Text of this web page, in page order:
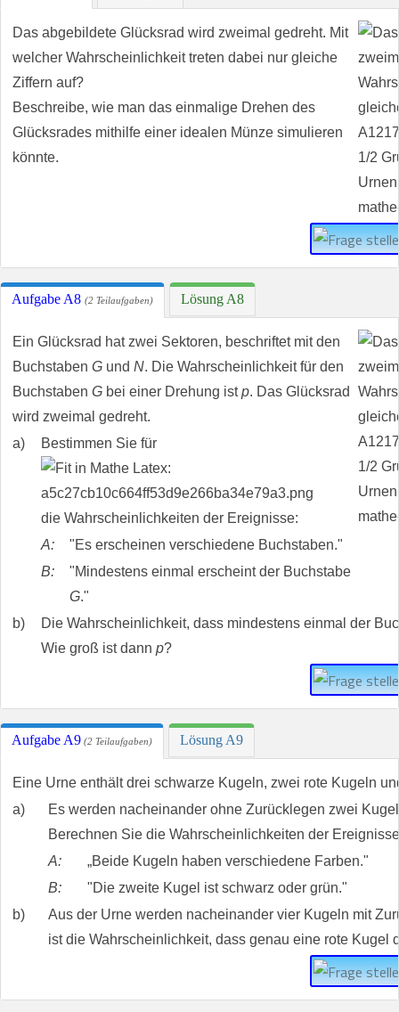
Das abgebildete Glücksrad wird zweimal gedreht. Mit
welcher Wahrscheinlichkeit treten dabei nur gleiche
Ziffern auf?
Beschreibe, wie man das einmalige Drehen des
Glücksrades mithilfe einer idealen Münze simulieren
könnte.
Aufgabe A8 (2 Teilaufgaben) Lösung A8
Ein Glücksrad hat zwei Sektoren, beschriftet mit den
Buchstaben G und N. Die Wahrscheinlichkeit für den
Buchstaben G bei einer Drehung istp. Das Glücksrad
wird zweimal gedreht.
a)
Bestimmen Sie für
die Wahrscheinlichkeiten der Ereignisse:
A:
"Es erscheinen verschiedene Buchstaben."
B:
"Mindestens einmal erscheint der Buchstabe
G."
b)
Die Wahrscheinlichkeit, dass mindestens einmal der
Wie groß ist dann p?
Aufgabe A9 (2 Teilaufgaben) Lösung A9
Eine Urne enthält drei schwarze Kugeln, zwei rote Kugeln
a)
Es werden nacheinander ohne Zurücklegen zwei
Berechnen Sie die Wahrscheinlichkeiten der
A:
„Beide Kugeln haben verschiedene Farben."
B:
"Die zweite Kugel ist schwarz oder grün."
b)
Aus der Urne werden nacheinander vier Kugeln mit
ist die Wahrscheinlichkeit, dass genau eine rote Kugel